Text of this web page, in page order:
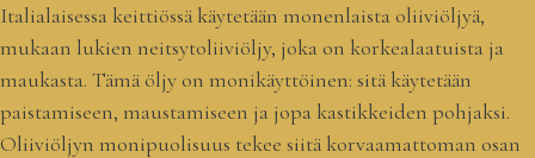
Italialaisessa keittiössä käytetään monenlaista oliiviöljyä,
mukaan lukien neitsytoliiviöljy, joka on korkealaatuista ja
maukasta. Tämä öljy on monikäyttöinen: sitä käytetään
paistamiseen, maustamiseen ja jopa kastikkeiden pohjaksi.
Oliiviöljyn monipuolisuus tekee siitä korvaamattoman osan